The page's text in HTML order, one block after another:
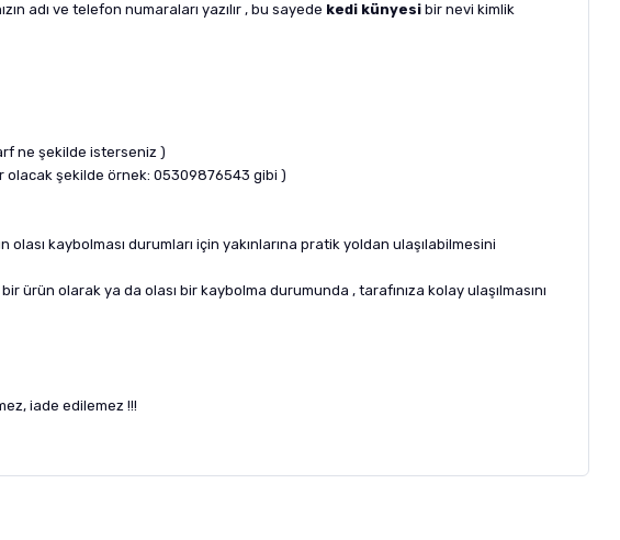
adı ve telefon numaraları yazılır , bu sayede kedi künyesi bir nevi kimlik
ne şekilde isterseniz )
olacak şekilde örnek: 05309876543 gibi )
kaybolması durumları için yakınlarına pratik yoldan ulaşılabilmesini
olarak ya da olası bir kaybolma durumunda , tarafınıza kolay ulaşılmasını
iade edilemez !!!